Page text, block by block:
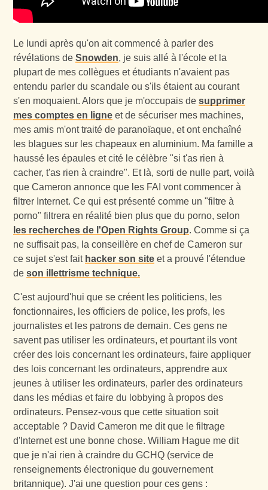
Le lundi après qu'on ait commencé à parler des
révélations deSnowden, je suis allé à l'école et la
plupart de mes collègues et étudiants n'avaient pas
entendu parler du scandale ou s'ils étaient au courant
s'en moquaient. Alors que je m'occupais desupprimer
mes comptes en ligne et de sécuriser mes machines,
mes amis m'ont traité de paranoïaque, et ont enchaîné
les blagues sur les chapeaux en aluminium. Ma famille a
haussé les épaules et cité le célèbre "si t'as rien à
cacher, t'as rien à craindre". Et là, sorti de nulle part, voilà
que Cameron annonce que les FAI vont commencer à
filtrer Internet. Ce qui est présenté comme un "filtre à
porno" filtrera en réalité bien plus que du porno, selon
les recherches de l'Open Rights Group. Comme si ça
ne suffisait pas, la conseillère en chef de Cameron sur
ce sujet s'est fait hacker son site et a prouvé l'étendue
deson illettrisme technique.
C'est aujourd'hui que se créent les politiciens, les
fonctionnaires, les officiers de police, les profs, les
journalistes et les patrons de demain. Ces gens ne
savent pas utiliser les ordinateurs, et pourtant ils vont
créer des lois concernant les ordinateurs, faire appliquer
des lois concernant les ordinateurs, apprendre aux
jeunes à utiliser les ordinateurs, parler des ordinateurs
dans les médias et faire du lobbying à propos des
ordinateurs. Pensez-vous que cette situation soit
acceptable ? David Cameron me dit que le filtrage
d'Internet est une bonne chose. William Hague me dit
que je n'ai rien à craindre du GCHQ (service de
renseignements électronique du gouvernement
britannique). J'ai une question pour ces gens :